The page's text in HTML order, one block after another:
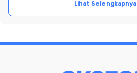
Lihat Selengkapnya